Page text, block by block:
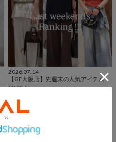
2026.07.14
【GF大阪店】先週末の人気アイテム
TOP5！